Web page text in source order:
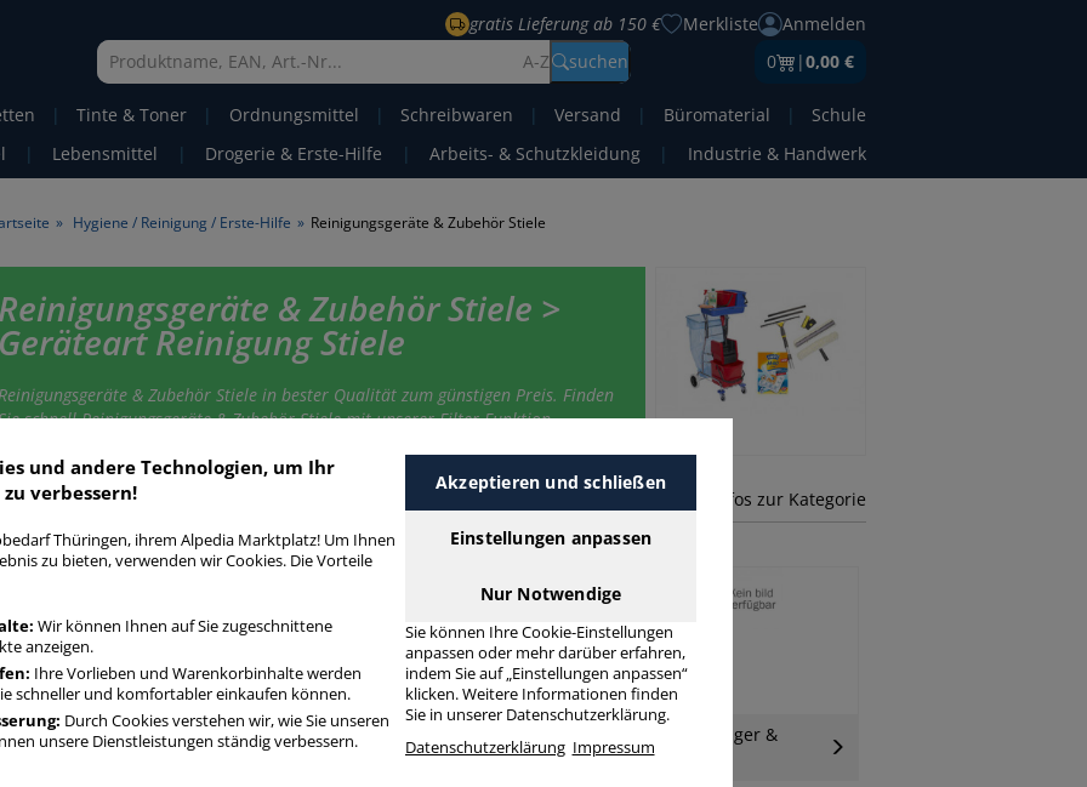
gratis Lieferung ab 150 € Merkliste
Anmelden
A-Z
suchen 0 |0,00 €
| Tinte & Toner | Ordnungsmittel | Schreibwaren | Versand | Büromaterial |
Schule
| Lebensmittel | Drogerie & Erste-Hilfe | Arbeits- & Schutzkleidung | Industrie & Handwerk
» Hygiene / Reinigung / Erste-Hilfe » Reinigungsgeräte & Zubehör Stiele
& Zubehör Stiele >
Reinigung Stiele
& Zubehör Stiele in bester Qualität zum günstigen Preis. Finden
schnell Reinigungsgeräte & Zubehör Stiele mit unserer Filter-Funktion.
& Zubehör Stiele mehr Infos zur Kategorie
&
Kehren & Fegen
Glasreinigung
Staubsauger &
und andere Technologien, um Ihr
verbessern!
Thüringen, ihrem Alpedia Marktplatz! Um Ihnen
zu bieten, verwenden wir Cookies. Die Vorteile
Wir können Ihnen auf Sie zugeschnittene
anzeigen.
Ihre Vorlieben und Warenkorbinhalte werden
schneller und komfortabler einkaufen können.
Durch Cookies verstehen wir, wie Sie unseren
unsere Dienstleistungen ständig verbessern.
Akzeptieren und schließen
Einstellungen anpassen
Nur Notwendige
Sie können Ihre Cookie-Einstellungen
anpassen oder mehr darüber erfahren,
indem Sie auf „Einstellungen anpassen“
klicken. Weitere Informationen finden
Sie in unserer Datenschutzerklärung.
Datenschutzerklärung Impressum